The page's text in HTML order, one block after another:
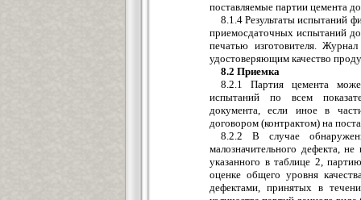
поставляемые партии цемента
8.1.4 Результаты испытаний
приемосдаточных испытаний
печатью изготовителя.
удостоверяющим качество
8.2 Приемка
8.2.1 Партия цемента
испытаний по всем
документа, если иное в
договором (контрактом) на
8.2.2 В случае
малозначительного дефекта,
указанного в таблице 2,
оценке общего уровня
дефектами, принятых в